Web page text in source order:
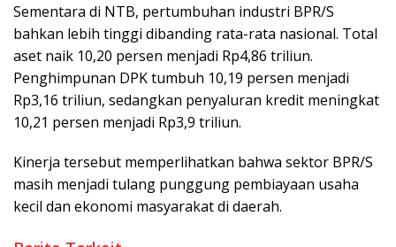
Sementara di NTB, pertumbuhan industri BPR/S
bahkan lebih tinggi dibanding rata-rata nasional. Total
aset naik 10,20 persen menjadi Rp4,86 triliun.
Penghimpunan DPK tumbuh 10,19 persen menjadi
Rp3,16 triliun, sedangkan penyaluran kredit meningkat
10,21 persen menjadi Rp3,9 triliun.
Kinerja tersebut memperlihatkan bahwa sektor BPR/S
masih menjadi tulang punggung pembiayaan usaha
kecil dan ekonomi masyarakat di daerah.